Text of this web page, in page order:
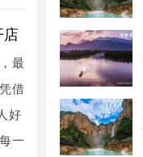
店
最
借
好
一